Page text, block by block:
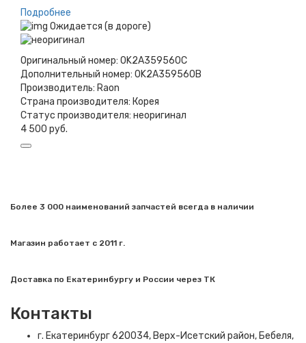
Подробнее
Ожидается (в дороге)
Оригинальный номер: 0K2A359560C
Дополнительный номер: 0K2A359560B
Производитель: Raon
Страна производителя: Корея
Статус производителя: неоригинал
4 500 руб.
Более 3 000 наименований запчастей всегда в наличии
Магазин работает с 2011 г.
Доставка по Екатеринбургу и России через ТК
Контакты
г. Екатеринбург​ 620034, Верх-Исетский район, Бебеля,